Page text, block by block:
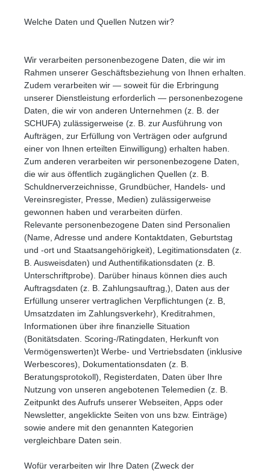
Welche Daten und Quellen Nutzen wir?
Wir verarbeiten personenbezogene Daten, die wir im
Rahmen unserer Geschäftsbeziehung von Ihnen erhalten.
Zudem verarbeiten wir — soweit für die Erbringung
unserer Dienstleistung erforderlich — personenbezogene
Daten, die wir von anderen Unternehmen (z. B. der
SCHUFA) zulässigerweise (z. B. zur Ausführung von
Aufträgen, zur Erfüllung von Verträgen oder aufgrund
einer von Ihnen erteilten Einwilligung) erhalten haben.
Zum anderen verarbeiten wir personenbezogene Daten,
die wir aus öffentlich zugänglichen Quellen (z. B.
Schuldnerverzeichnisse, Grundbücher, Handels- und
Vereinsregister, Presse, Medien) zulässigerweise
gewonnen haben und verarbeiten dürfen.
Relevante personenbezogene Daten sind Personalien
(Name, Adresse und andere Kontaktdaten, Geburtstag
und -ort und Staatsangehörigkeit), Legitimationsdaten (z.
B. Ausweisdaten) und Authentifikationsdaten (z. B.
Unterschriftprobe). Darüber hinaus können dies auch
Auftragsdaten (z. B. Zahlungsauftrag,), Daten aus der
Erfüllung unserer vertraglichen Verpflichtungen (z. B,
Umsatzdaten im Zahlungsverkehr), Kreditrahmen,
Informationen über ihre finanzielle Situation
(Bonitätsdaten. Scoring-/Ratingdaten, Herkunft von
Vermögenswerten)t Werbe- und Vertriebsdaten (inklusive
Werbescores), Dokumentationsdaten (z. B.
Beratungsprotokoll), Registerdaten, Daten über Ihre
Nutzung von unseren angebotenen Telemedien (z. B.
Zeitpunkt des Aufrufs unserer Webseiten, Apps oder
Newsletter, angeklickte Seiten von uns bzw. Einträge)
sowie andere mit den genannten Kategorien
vergleichbare Daten sein.
Wofür verarbeiten wir Ihre Daten (Zweck der